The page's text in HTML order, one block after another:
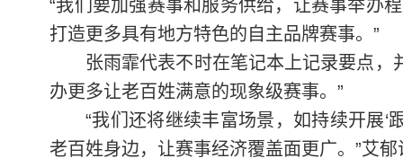
“我们要加强赛事和服务供给，让赛事举办
打造更多具有地方特色的自主品牌赛事。”
张雨霏代表不时在笔记本上记录要点，
办更多让老百姓满意的现象级赛事。”
“我们还将继续丰富场景，如持续开展‘
老百姓身边，让赛事经济覆盖面更广。”艾郁